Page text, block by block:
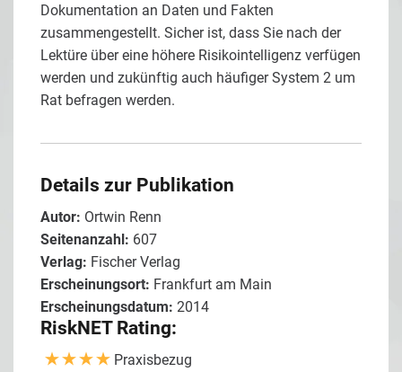
Dokumentation an Daten und Fakten
zusammengestellt. Sicher ist, dass Sie nach der
Lektüre über eine höhere Risikointelligenz verfügen
werden und zukünftig auch häufiger System 2 um
Rat befragen werden.
Details zur Publikation
Autor: Ortwin Renn
Seitenanzahl: 607
Verlag: Fischer Verlag
Erscheinungsort: Frankfurt am Main
Erscheinungsdatum: 2014
RiskNET Rating:
Praxisbezug